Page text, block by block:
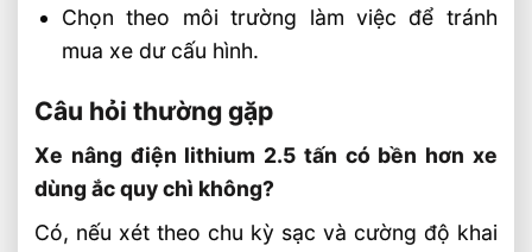
Chọn theo môi trường làm việc để tránh
mua xe dư cấu hình.
Câu hỏi thường gặp
Xe nâng điện lithium 2.5 tấn có bền hơn xe
dùng ắc quy chì không?
Có, nếu xét theo chu kỳ sạc và cường độ khai